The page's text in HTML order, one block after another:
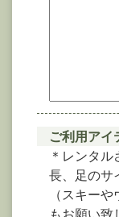
ご利用アイ
＊レンタ
長、足のサ
（スキー